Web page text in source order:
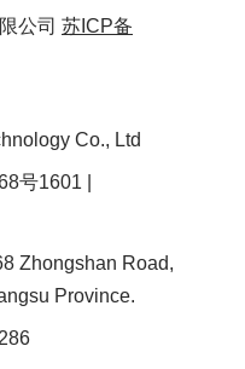
公司 苏ICP备
Co., Ltd
号1601 |
Zhongshan Road,
Province.